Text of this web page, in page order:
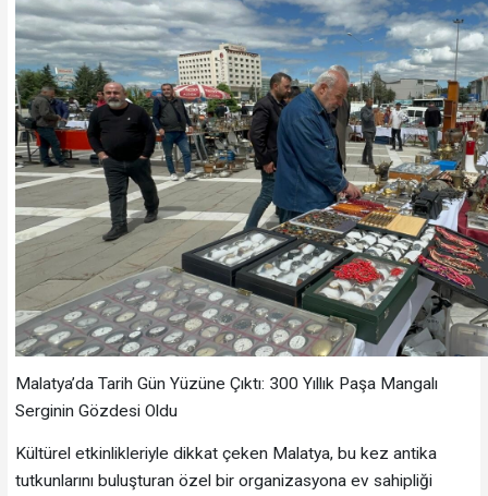
Malatya’da Tarih Gün Yüzüne Çıktı: 300 Yıllık Paşa Mangalı
Serginin Gözdesi Oldu
Kültürel etkinlikleriyle dikkat çeken Malatya, bu kez antika
tutkunlarını buluşturan özel bir organizasyona ev sahipliği